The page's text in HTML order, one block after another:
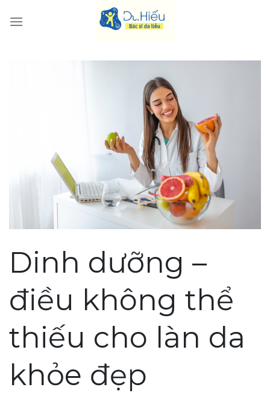
Dinh dưỡng –
điều không thể
thiếu cho làn da
khỏe đẹp